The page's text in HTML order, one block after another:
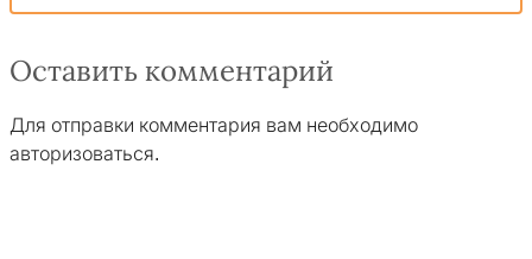
Оставить комментарий
Для отправки комментария вам необходимо
авторизоваться.